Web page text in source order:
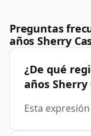
Preguntas
años Sherry
¿De qué
años Sherry
Esta